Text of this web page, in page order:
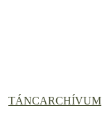
TÁNCARCHÍVUM